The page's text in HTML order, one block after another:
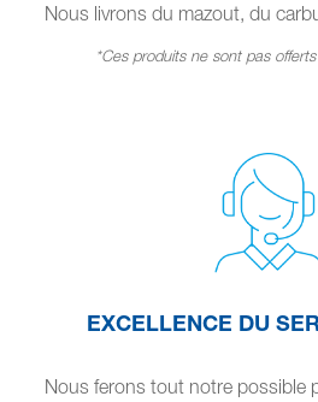
Nous livrons du mazout, du
*Ces produits ne sont pas
EXCELLENCE DU
Nous ferons tout notre possible